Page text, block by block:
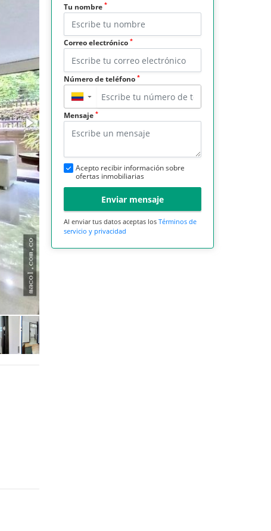
Tu nombre *
Correo electrónico *
Número de teléfono *
▼
Mensaje *
Acepto recibir información sobre
ofertas inmobiliarias
Enviar mensaje
Al enviar tus datos aceptas los Términos de
servicio y privacidad